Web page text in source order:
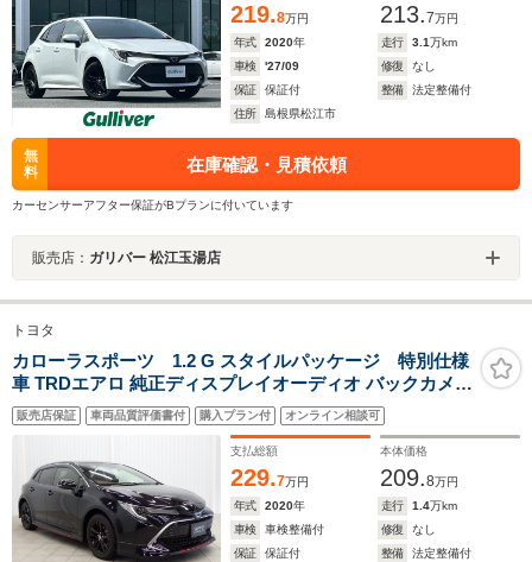
219.8万円 213.7万円
年式
2020年 走行 3.1万km
車検
'27/09 修復
なし
保証
保証付 整備
法定整備付
住所
島根県松江市
無
料
在庫確認・見積依頼
カーセンサーアフター保証がBプランに付いています
販売店： ガリバー 松江玉湯店
トヨタ
カローラスポーツ 1.2 G スタイルパッケージ 特別仕様
車 TRDエアロ 純正ディスプレイオーディオ バックカメラ
トヨタセーフティセンス 障害物センサー LEDヘッドライ
ト スマートキー 純正16AW フルセグTV Bluetooth ETC
販売店保証 車両品質評価書付 購入プラン付 オンライン相談可
支払総額
229.7万円
本体価格
209.8万円
年式
2020年 走行 1.4万km
車検
車検整備付 修復
なし
保証
保証付 整備
法定整備付